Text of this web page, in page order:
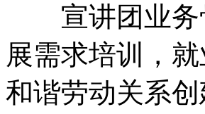
宣讲团业务
展需求培训，
和谐劳动关系